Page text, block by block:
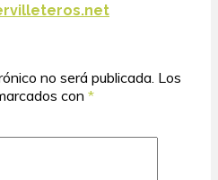
no será publicada. Los
con *